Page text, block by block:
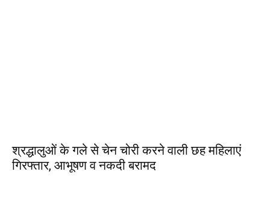
श्रद्धालुओं के गले से चेन चोरी करने वाली छह महिलाएं
गिरफ्तार, आभूषण व नकदी बरामद